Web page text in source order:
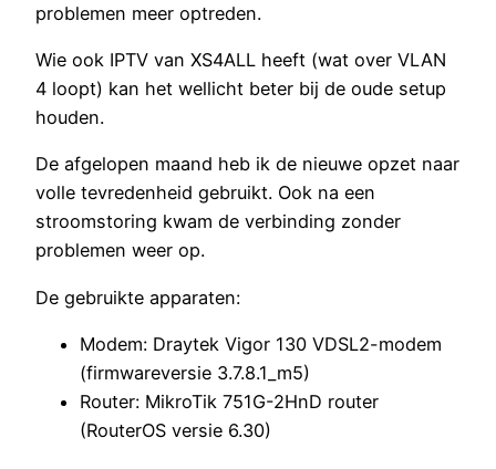
problemen meer optreden.
Wie ook IPTV van XS4ALL heeft (wat over VLAN
4 loopt) kan het wellicht beter bij de oude setup
houden.
De afgelopen maand heb ik de nieuwe opzet naar
volle tevredenheid gebruikt. Ook na een
stroomstoring kwam de verbinding zonder
problemen weer op.
De gebruikte apparaten:
Modem: Draytek Vigor 130 VDSL2-modem
(firmwareversie 3.7.8.1_m5)
Router: MikroTik 751G-2HnD router
(RouterOS versie 6.30)